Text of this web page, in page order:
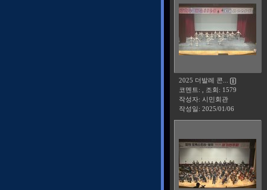
2025 더발레 콘...
코멘트: , 조회: 1579
작성자: 시민회관
작성일: 2025/01/06